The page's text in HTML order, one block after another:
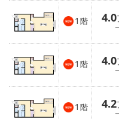
1 階 4.0
－
1 階 4.0
－
1 階 4.2
－